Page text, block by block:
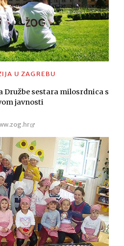
U ZAGREBU
Družbe sestara milosrdnica s
javnosti